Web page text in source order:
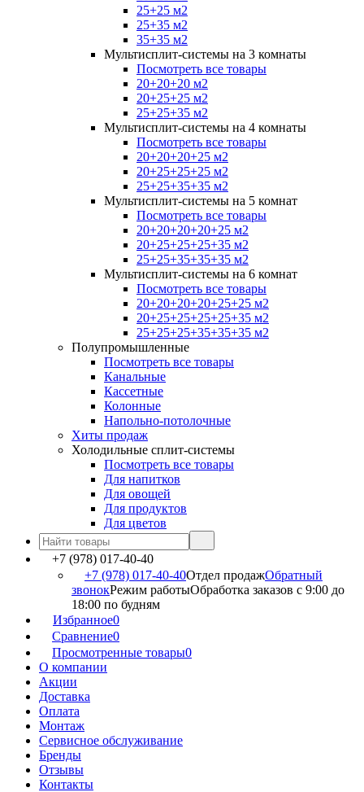
25+25 м2
25+35 м2
35+35 м2
Мультисплит-системы на 3 комнаты
Посмотреть все товары
20+20+20 м2
20+25+25 м2
25+25+35 м2
Мультисплит-системы на 4 комнаты
Посмотреть все товары
20+20+20+25 м2
20+25+25+25 м2
25+25+35+35 м2
Мультисплит-системы на 5 комнат
Посмотреть все товары
20+20+20+20+25 м2
20+25+25+25+35 м2
25+25+35+35+35 м2
Мультисплит-системы на 6 комнат
Посмотреть все товары
20+20+20+20+25+25 м2
20+25+25+25+25+35 м2
25+25+25+35+35+35 м2
Полупромышленные
Посмотреть все товары
Канальные
Кассетные
Колонные
Напольно-потолочные
Хиты продаж
Холодильные сплит-системы
Посмотреть все товары
Для напитков
Для овощей
Для продуктов
Для цветов
+7 (978) 017-40-40
+7 (978) 017-40-40Отдел продажОбратный
звонокРежим работыОбработка заказов с 9:00 до
18:00 по будням
Избранное0
Сравнение0
Просмотренные товары0
О компании
Акции
Доставка
Оплата
Монтаж
Сервисное обслуживание
Бренды
Отзывы
Контакты